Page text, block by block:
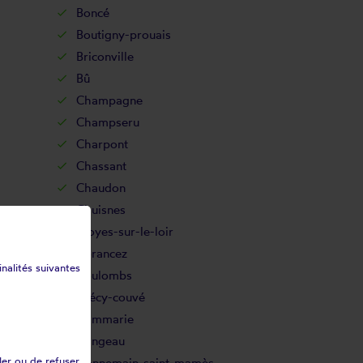
Boncé
Boutigny-prouais
Briconville
Bû
Champagne
Champseru
Charpont
Chassant
Chaudon
Chuisnes
Cloyes-sur-le-loir
Corancez
Coulombs
Crécy-couvé
Dammarie
Dangeau
suivantes